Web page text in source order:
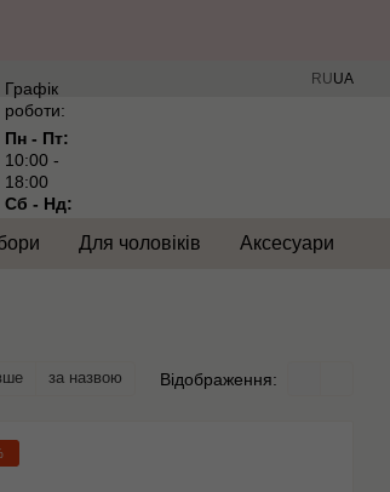
RUUA
Графік
роботи:
Пн - Пт:
10:00 -
18:00
Сб - Нд:
Для чоловіків Аксесуари
за назвою Відображення: